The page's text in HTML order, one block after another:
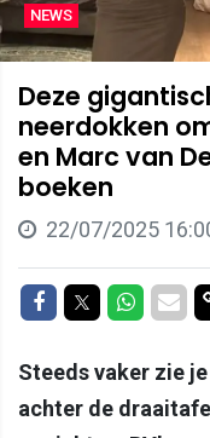
NEWS
Deze
neerdokken
en Marc van
boeken
22/07/2025
Delen opDelen op
Delen
Steeds vaker zie
achter de